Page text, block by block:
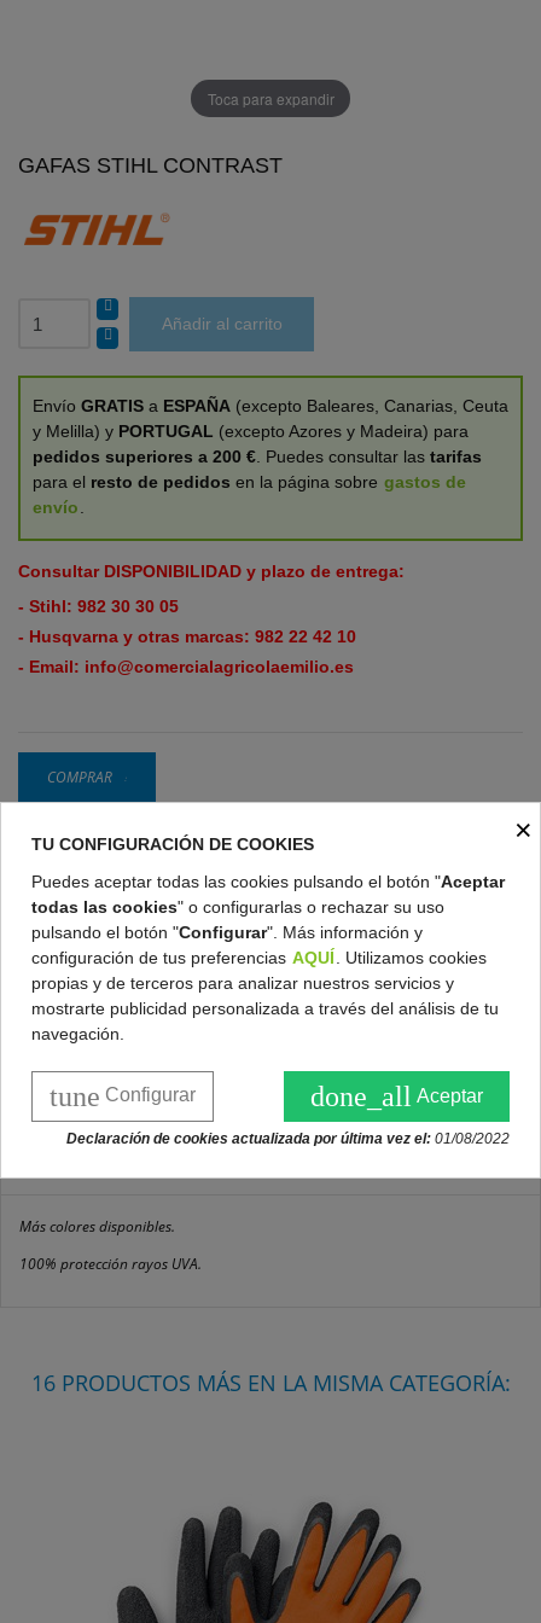
Toca para expandir
GAFAS STIHL CONTRAST
Añadir al carrito
Envío GRATIS a ESPAÑA (excepto Baleares, Canarias, Ceuta
y Melilla) y PORTUGAL (excepto Azores y Madeira) para
pedidos superiores a 200 € . Puedes consultar las tarifas
para el resto de pedidos en la página sobre gastos de
envío
Consultar DISPONIBILIDAD y plazo de entrega:
- Stihl: 982 30 30 05
- Husqvarna y otras marcas: 982 22 42 10
- Email: info@comercialagricolaemilio.es
COMPRAR
Gratis en pedidos superiores a 200 €
Política de devoluciones
Condiciones de compra
DESCRIPCIÓN
DETALLES DEL PRODUCTO
Más colores disponibles.
100% protección rayos UVA.
16 PRODUCTOS MÁS EN LA MISMA CATEGORÍA:
×
TU CONFIGURACIÓN DE COOKIES
Puedes aceptar todas las cookies pulsando el botón "Aceptar
todas las cookies" o configurarlas o rechazar su uso
pulsando el botón "Configurar". Más información y
configuración de tus preferencias AQUÍ
. Utilizamos cookies
propias y de terceros para analizar nuestros servicios y
mostrarte publicidad personalizada a través del análisis de tu
navegación.
done_all Aceptar
tune Configurar
Declaración de cookies actualizada por última vez el: 01/08/2022